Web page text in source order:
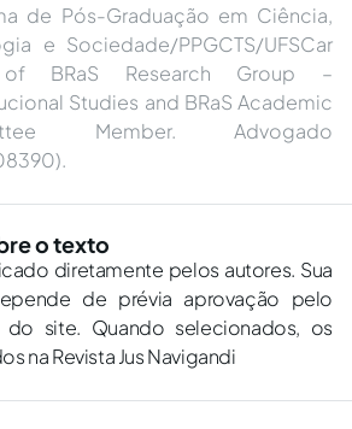
de Pós-Graduação em Ciência,
e Sociedade/PPGCTS/UFSCar
BRaS Research Group –
Studies and BRaS Academic
Member. Advogado
o texto
diretamente pelos autores. Sua
de prévia aprovação pelo
do site. Quando selecionados, os
na Revista Jus Navigandi